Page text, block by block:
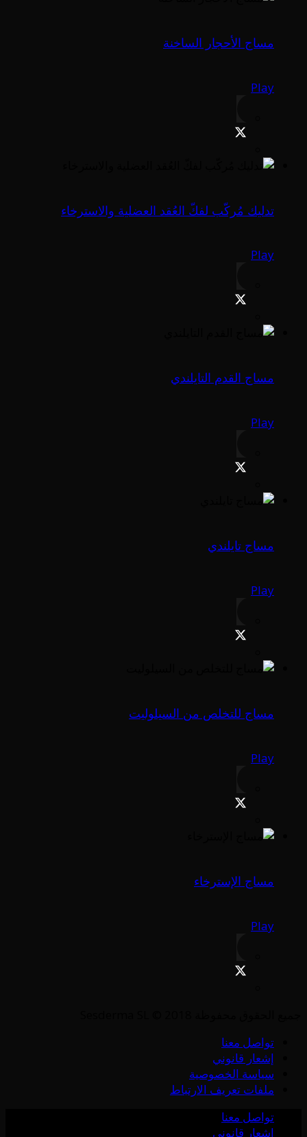
مساج الأحجار الساخنة
Play
تدليك مُركّب لفكّ العُقد العضلية والاسترخاء
Play
مساج القدم التايلندي
Play
مساج تايلندي
Play
مساج للتخلص من السيلوليت
Play
مساج الإسترخاء
Play
تواصل معنا
إشعار قانوني
سياسة الخصوصية
ملفات تعريف الارتباط
تواصل معنا
إشعار قانوني